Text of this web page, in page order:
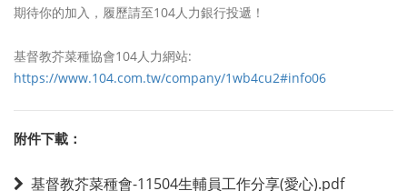
期待你的加入，履歷請至104人力銀行投遞！
基督教芥菜種協會104人力網站:
https://www.104.com.tw/company/1wb4cu2#info06
附件下載：
基督教芥菜種會-11504生輔員工作分享(愛心).pdf